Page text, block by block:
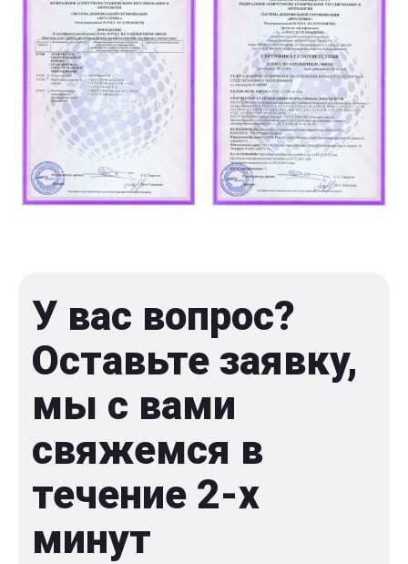
У вас вопрос?
Оставьте заявку,
мы с вами
свяжемся в
течение 2-x
минут